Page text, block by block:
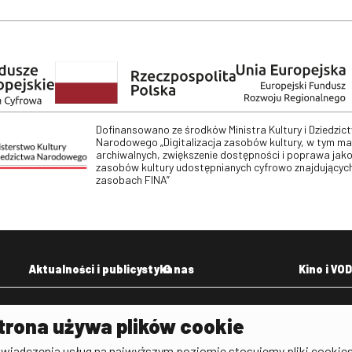
Dofinansowano ze środków Ministra Kultury i
Narodowego „Digitalizacja zasobów kultury, w tym
archiwalnych, zwiększenie dostępności i poprawa
zasobów kultury udostępnianych cyfrowo
zasobach FINA”
Aktualności i publicystyka
Aktualności
Publicystyka filmowa
O nas Kino i VOD
używa plików cookie